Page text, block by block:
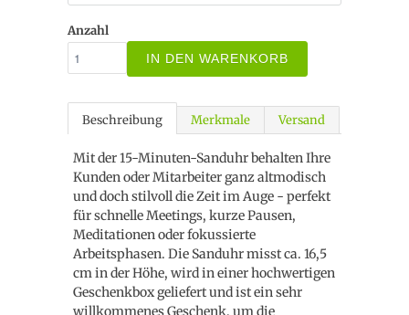
Anzahl
IN DEN WARENKORB
Beschreibung Merkmale Versand
Mit der 15-Minuten-Sanduhr behalten Ihre
Kunden oder Mitarbeiter ganz altmodisch
und doch stilvoll die Zeit im Auge - perfekt
für schnelle Meetings, kurze Pausen,
Meditationen oder fokussierte
Arbeitsphasen. Die Sanduhr misst ca. 16,5
cm in der Höhe, wird in einer hochwertigen
Geschenkbox geliefert und ist ein sehr
willkommenes Geschenk, um die